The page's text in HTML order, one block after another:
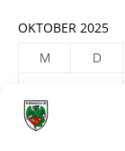
OKTOBER 2025
M
D
6